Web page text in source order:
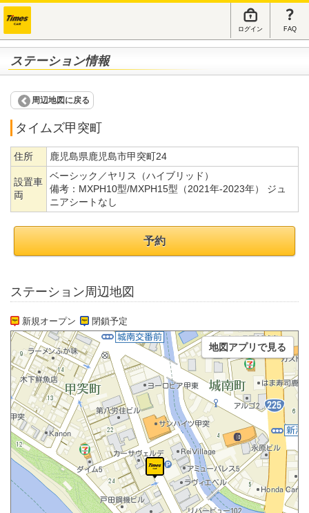
ログイン FAQ
ステーション情報
周辺地図に戻る
タイムズ甲突町
住所 鹿児島県鹿児島市甲突町24
設置車
両
ベーシック／ヤリス（ハイブリッド）
備考： MXPH10型/MXPH15型（2021年-2023年） ジュ
ニアシートなし
予約
ステーション周辺地図
新規オープン 閉鎖予定
地図アプリで見る